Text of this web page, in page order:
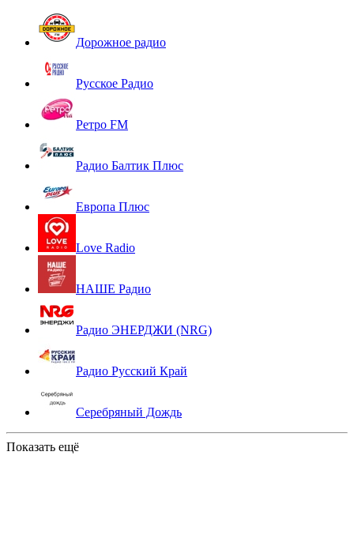
Дорожное радио
Русское Радио
Ретро FM
Радио Балтик Плюс
Европа Плюс
Love Radio
НАШЕ Радио
Радио ЭНЕРДЖИ (NRG)
Радио Русский Край
Серебряный Дождь
Показать ещё